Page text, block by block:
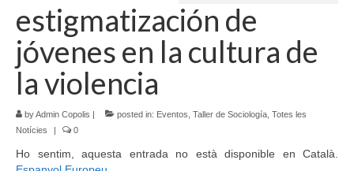
Formació
Transferència
Publicacions
Totes les Notícies
estigmatización de
jóvenes en la cultura de
la violencia
byAdmin Copolis | posted in: Eventos Taller de Sociología Totes les
Notícies
| 0
Ho sentim, aquesta entrada no està disponible en Català.